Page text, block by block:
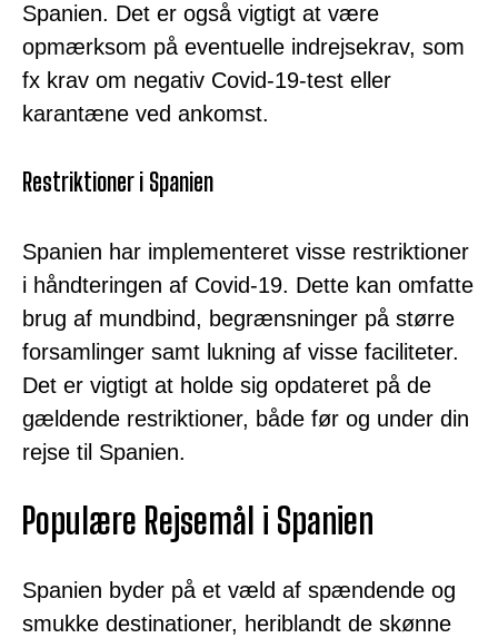
Spanien. Det er også vigtigt at være
opmærksom på eventuelle indrejsekrav, som
fx krav om negativ Covid-19-test eller
karantæne ved ankomst.
Restriktioner i Spanien
Spanien har implementeret visse restriktioner
i håndteringen af Covid-19. Dette kan omfatte
brug af mundbind, begrænsninger på større
forsamlinger samt lukning af visse faciliteter.
Det er vigtigt at holde sig opdateret på de
gældende restriktioner, både før og under din
rejse til Spanien.
Populære Rejsemål i Spanien
Spanien byder på et væld af spændende og
smukke destinationer, heriblandt de skønne